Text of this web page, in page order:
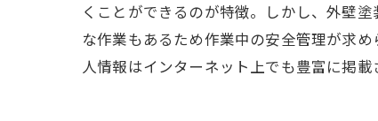
くことができるのが特徴。しかし、外壁
な作業もあるため作業中の安全管理が求
人情報はインターネット上でも豊富に掲